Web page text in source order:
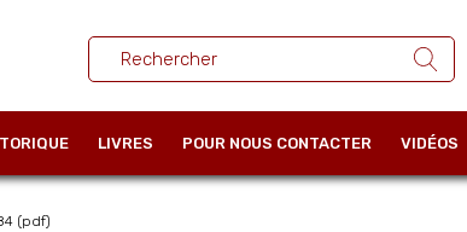
LIVRES POUR NOUS CONTACTER VIDÉOS
(pdf)